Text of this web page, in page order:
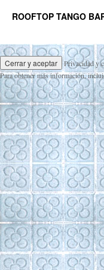
ROOFTOP TANGO
Privacidad y
Para obtener más información,